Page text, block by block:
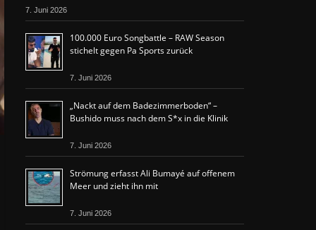
7. Juni 2026
100.000 Euro Songbattle – RAW Season
stichelt gegen Pa Sports zurück
7. Juni 2026
„Nackt auf dem Badezimmerboden“ –
Bushido muss nach dem S*x in die Klinik
7. Juni 2026
Strömung erfasst Ali Bumayé auf offenem
Meer und zieht ihn mit
7. Juni 2026